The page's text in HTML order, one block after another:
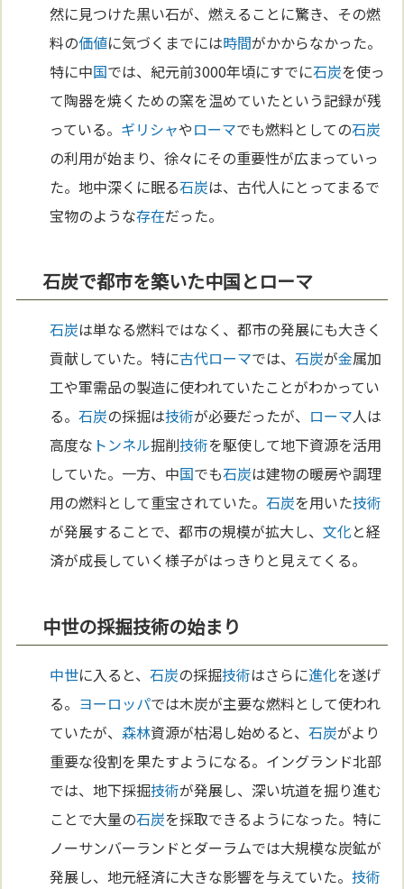
然に見つけた黒い石が、燃えることに驚き、その燃
料の価値に気づくまでには時間がかからなかった。
特に中国では、紀元前3000年頃にすでに石炭を使っ
て陶器を焼くための窯を温めていたという記録が残
っている。 ギリシャやローマでも燃料としての石炭
の利用が始まり、徐々にその重要性が広まっていっ
た。地中深くに眠る石炭は、古代人にとってまるで
宝物のような存在だった。
石炭で都市を築いた中国とローマ
石炭は単なる燃料ではなく、都市の発展にも大きく
貢献していた。特に古代ローマでは、石炭が金属加
工や軍需品の製造に使われていたことがわかってい
る。石炭の採掘は技術が必要だったが、 ローマ人は
高度な トンネル掘削技術を駆使して地下資源を活用
していた。一方、中国でも石炭は建物の暖房や調理
用の燃料として重宝されていた。石炭を用いた技術
が発展することで、都市の規模が拡大し、文化と経
済が成長していく様子がはっきりと見えてくる。
中世の採掘技術の始まり
中世に入ると、石炭の採掘技術はさらに進化を遂げ
る。 ヨーロッパでは木炭が主要な燃料として使われ
ていたが、森林資源が枯渇し始めると、石炭がより
重要な役割を果たすようになる。イングランド北部
では、地下採掘技術が発展し、深い坑道を掘り進む
ことで大量の石炭を採取できるようになった。特に
ノーサンバーランドとダーラムでは大規模な炭鉱が
発展し、地元経済に大きな影響を与えていた。技術